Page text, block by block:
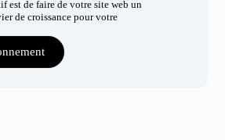
est de faire de votre site web un
de croissance pour votre